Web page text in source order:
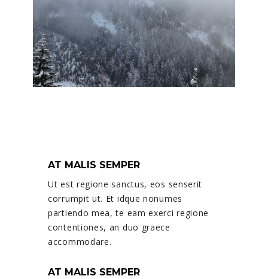
AT MALIS SEMPER
Ut est regione sanctus, eos senserit
corrumpit ut. Et idque nonumes
partiendo mea, te eam exerci regione
contentiones, an duo graece
accommodare.
AT MALIS SEMPER